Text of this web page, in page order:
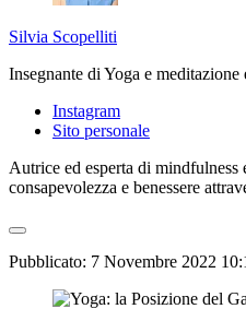
Silvia Scopelliti
Insegnante di Yoga e meditazione
Instagram
Sito personale
Autrice ed esperta di
consapevolezza e benessere
Pubblicato: 7 Novembre 2022